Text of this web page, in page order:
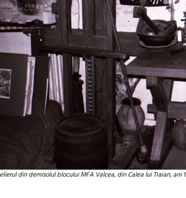
din demisolul blocului MFA Valcea, din Calea lui Traian, ani